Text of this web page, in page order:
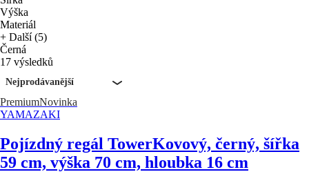
Výška
Materiál
+ Další (5)
Černá
17 výsledků
Nejprodávanější
PremiumNovinka
YAMAZAKI
Pojízdný regál TowerKovový, černý, šířka
59 cm, výška 70 cm, hloubka 16 cm